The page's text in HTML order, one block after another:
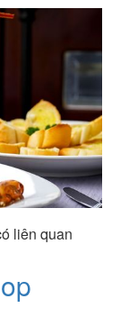
liên quan